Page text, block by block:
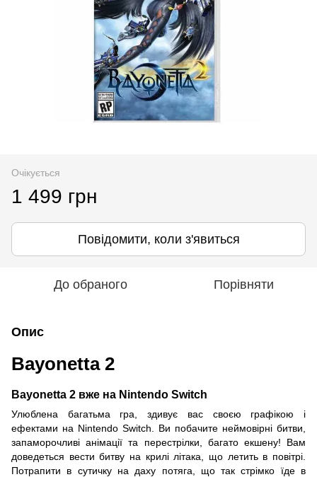
Очікується
1 499 грн
Повідомити, коли з'явиться
До обраного Порівняти
Опис
Bayonetta 2
Bayonetta 2 вже на Nintendo Switch
Улюблена багатьма гра, здивує вас своєю графікою і
ефектами на Nintendo Switch. Ви побачите неймовірні битви,
запаморочливі анімації та перестрілки, багато екшену! Вам
доведеться вести битву на крилі літака, що летить в повітрі.
Потрапити в сутичку на даху потяга, що так стрімко їде в